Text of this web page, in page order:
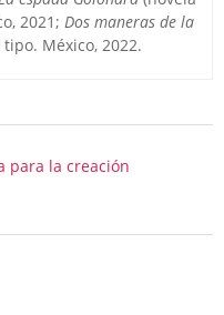
2021; Dos maneras de la
México, 2022.
para la creación